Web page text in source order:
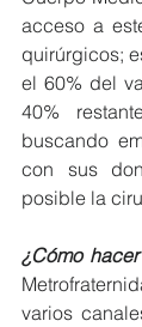
acceso a
quirúrgicos;
el 60% del
40%
buscando
con sus
posible la
¿Cómo
varios